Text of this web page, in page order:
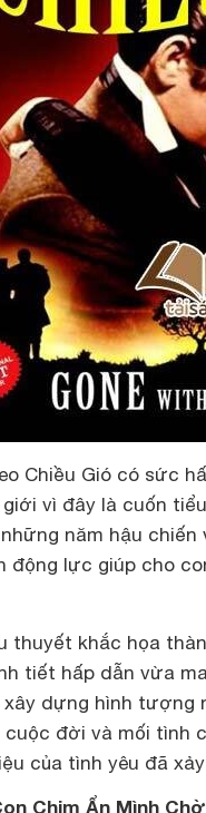
Chiều Gió có sức
vì đây là cuốn
năm hậu chiến
động lực giúp cho
thuyết khắc họa
tiết hấp dẫn vừa
dựng hình tượng
cuộc đời và mối tình
của tình yêu đã
Chim Ẩn Mình